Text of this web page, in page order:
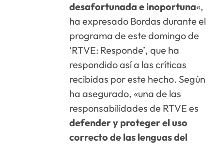
desafortunada e inoportuna«,
ha expresado Bordas durante el
programa de este domingo de
‘RTVE: Responde’, que ha
respondido así a las críticas
recibidas por este hecho. Según
ha asegurado, «una de las
responsabilidades de RTVE es
defender y proteger el uso
correcto de las lenguas del